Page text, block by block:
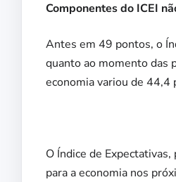
Componentes do ICEI
Antes em 49 pontos, o
quanto ao momento das
economia variou de 44,4
O Índice de
para a economia nos